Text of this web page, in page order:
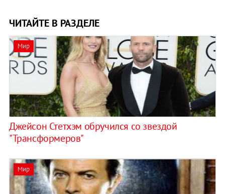
ЧИТАЙТЕ В РАЗДЕЛЕ
Мир
Джейсон Стетхэм обручился со звездой
"Трансформеров"
Мир